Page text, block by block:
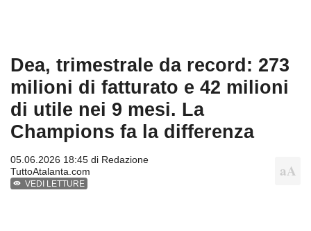
Dea, trimestrale da record: 273
milioni di fatturato e 42 milioni
di utile nei 9 mesi. La
Champions fa la differenza
05.06.2026 18:45 di Redazione
TuttoAtalanta.com
VEDI LETTURE